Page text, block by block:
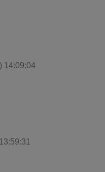
14:09:04